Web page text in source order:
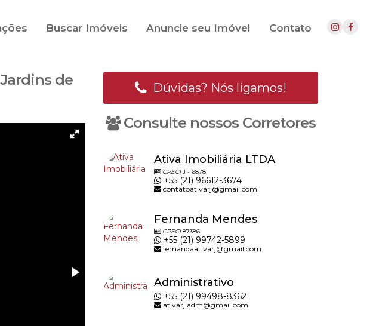
Contato
Anuncie seu Imóvel
Buscar Imóveis
de
Dúvidas? Nós ligamos!
Consulte nossos Corretores
Ativa Imobiliária LTDA
CRECIJ - 6878
+55 (21) 96612-3674
contatoativarj@gmail.com
Fernanda Mendes
CRECI87386
+55 (21) 99742-5899
fernandaativarj@gmail.com
Administrativo
+55 (21) 99498-8362
ativarj.adm@gmail.com